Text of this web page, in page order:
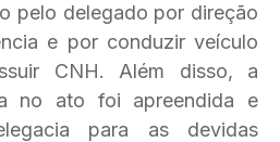
pelo delegado por direção
e por conduzir veículo
CNH. Além disso, a
no ato foi apreendida e
para as devidas